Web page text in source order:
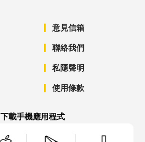
意見信箱
聯絡我們
私隱聲明
使用條款
下載手機應用程式